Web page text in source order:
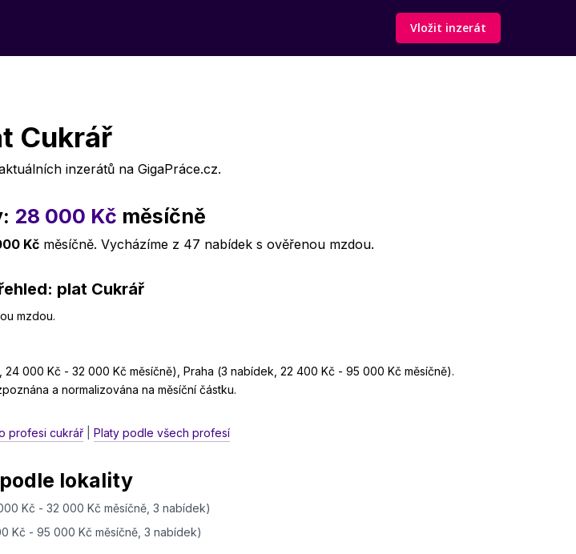
Vložit inzerát
Cukrář
inzerátů na GigaPráce.cz.
28 000 Kč měsíčně
Kč měsíčně. Vycházíme z 47 nabídek s ověřenou mzdou.
plat Cukrář
mzdou.
000 Kč - 32 000 Kč měsíčně), Praha (3 nabídek, 22 400 Kč - 95 000 Kč měsíčně).
a normalizována na měsíční částku.
profesi cukrář Platy podle všech profesí
lokality
Kč - 32 000 Kč měsíčně, 3 nabídek)
Kč - 95 000 Kč měsíčně, 3 nabídek)